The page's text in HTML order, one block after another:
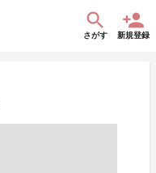
さがす 新規登録